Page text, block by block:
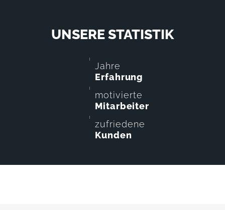
UNSERE STATISTIK
Jahre
Erfahrung
motivierte
Mitarbeiter
zufriedene
Kunden